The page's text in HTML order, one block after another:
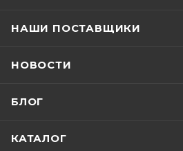
НАШИ ПОСТАВЩИКИ
НОВОСТИ
БЛОГ
КАТАЛОГ